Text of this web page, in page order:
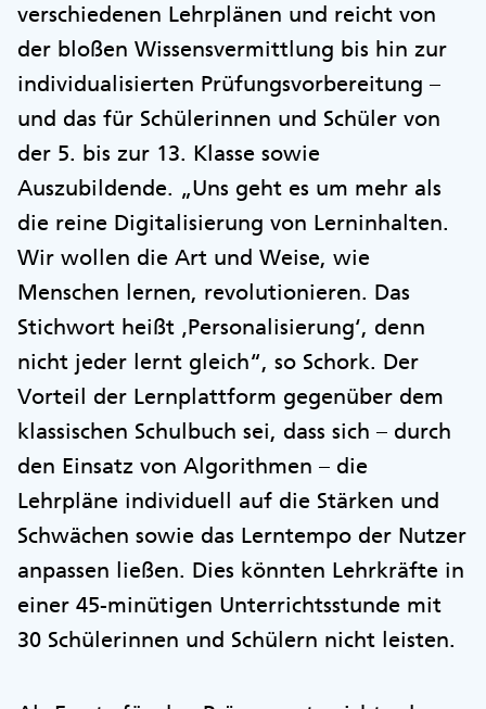
verschiedenen Lehrplänen und reicht von
der bloßen Wissensvermittlung bis hin zur
individualisierten Prüfungsvorbereitung –
und das für Schülerinnen und Schüler von
der 5. bis zur 13. Klasse sowie
Auszubildende. „Uns geht es um mehr als
die reine Digitalisierung von Lerninhalten.
Wir wollen die Art und Weise, wie
Menschen lernen, revolutionieren. Das
Stichwort heißt ‚Personalisierung‘, denn
nicht jeder lernt gleich“, so Schork. Der
Vorteil der Lernplattform gegenüber dem
klassischen Schulbuch sei, dass sich – durch
den Einsatz von Algorithmen – die
Lehrpläne individuell auf die Stärken und
Schwächen sowie das Lerntempo der Nutzer
anpassen ließen. Dies könnten Lehrkräfte in
einer 45-minütigen Unterrichtsstunde mit
30 Schülerinnen und Schülern nicht leisten.